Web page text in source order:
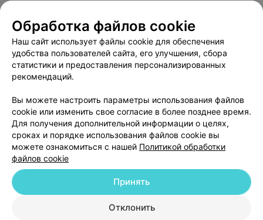
Пользовательское соглашение
Способы оплаты
Вакансии
Партнеры
Написать руководителю 103.by
Обработка персональных данных
© 2026 ООО «Артокс Лаб», УНП 191700409
| 220012, Республика Беларусь,
Обработка файлов cookie
Наш сайт использует файлы cookie для обеспечения
удобства пользователей сайта, его улучшения, сбора
статистики и предоставления персонализированных
рекомендаций.
Вы можете настроить параметры использования файлов
cookie или изменить свое согласие в более позднее время.
Для получения дополнительной информации о целях,
сроках и порядке использования файлов cookie вы
можете ознакомиться с нашей Политикой обработки
файлов cookie
Отклонить
Принять